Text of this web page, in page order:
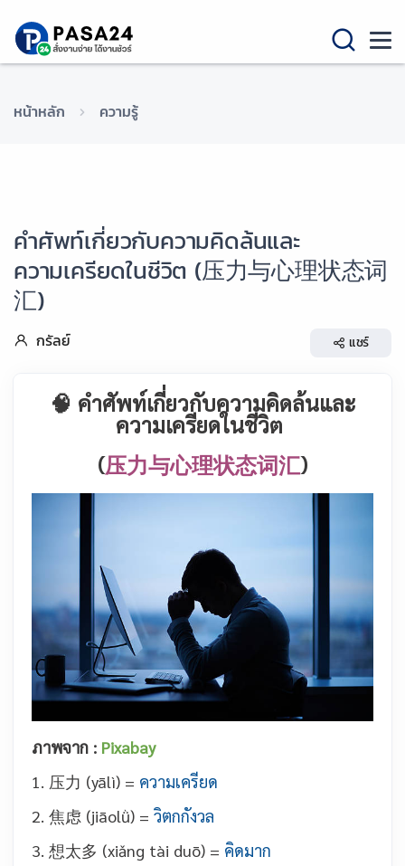
หน้าหลัก ความรู้
คำศัพท์เกี่ยวกับความคิดล้นและ
ความเครียดในชีวิต (压力与心理状态词
汇)
กรัลย์ แชร์
🧠 คำศัพท์เกี่ยวกับความคิดล้นและ
ความเครียดในชีวิต
(压力与心理状态词汇)
ภาพจาก : Pixabay
1. 压力 (yālì) = ความเครียด
2. 焦虑 (jiāolǜ) = วิตกกังวล
3. 想太多 (xiǎng tài duō) = คิดมาก